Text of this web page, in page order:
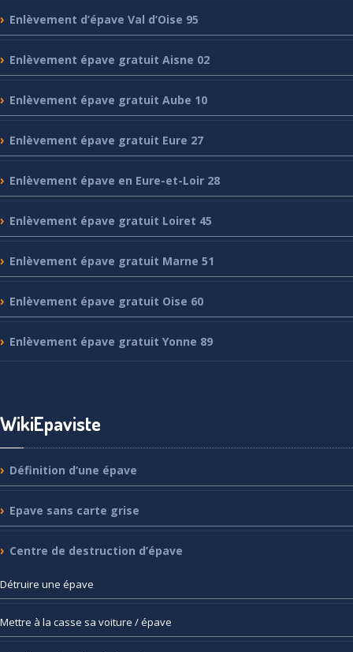
Enlèvement d’épave Val d’Oise 95
Enlèvement épave gratuit Aisne 02
Enlèvement épave gratuit Aube 10
Enlèvement épave gratuit Eure 27
Enlèvement épave en Eure-et-Loir 28
Enlèvement épave gratuit Loiret 45
Enlèvement épave gratuit Marne 51
Enlèvement épave gratuit Oise 60
Enlèvement épave gratuit Yonne 89
WikiEpaviste
Définition d’une épave
Epave sans carte grise
Centre de destruction d’épave
Détruire une épave
Mettre à la casse sa voiture / épave